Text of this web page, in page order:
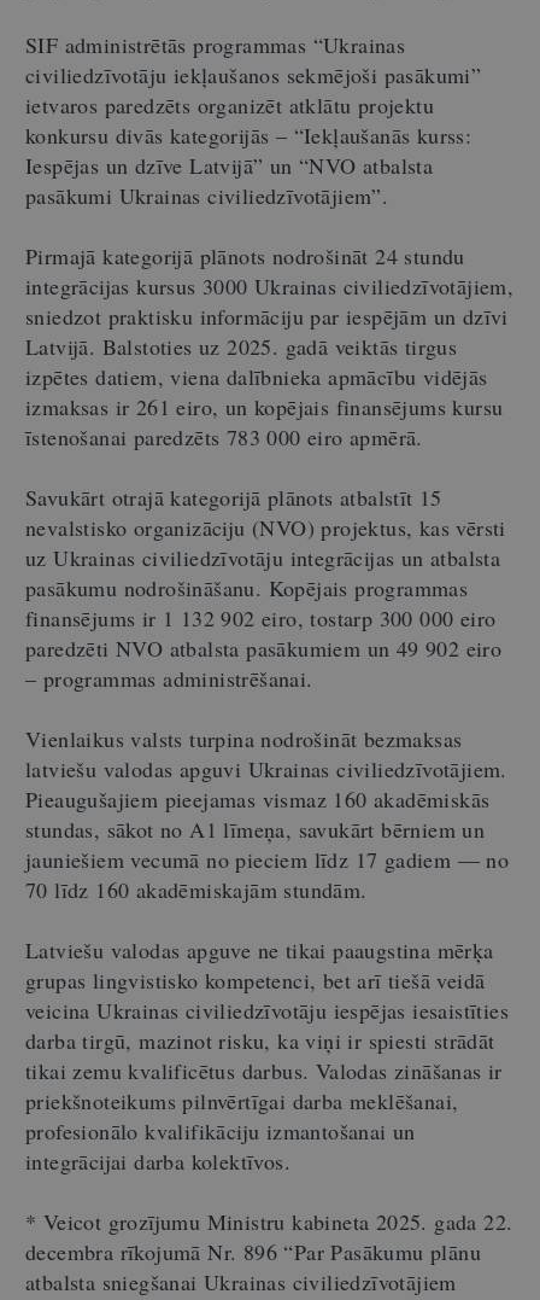
SIF administrētās programmas “Ukrainas
civiliedzīvotāju iekļaušanos sekmējoši pasākumi”
ietvaros paredzēts organizēt atklātu projektu
konkursu divās kategorijās – “Iekļaušanās kurss:
Iespējas un dzīve Latvijā” un “NVO atbalsta
pasākumi Ukrainas civiliedzīvotājiem”.
Pirmajā kategorijā plānots nodrošināt 24 stundu
integrācijas kursus 3000 Ukrainas civiliedzīvotājiem,
sniedzot praktisku informāciju par iespējām un dzīvi
Latvijā. Balstoties uz 2025. gadā veiktās tirgus
izpētes datiem, viena dalībnieka apmācību vidējās
izmaksas ir 261 eiro, un kopējais finansējums kursu
īstenošanai paredzēts 783 000 eiro apmērā.
Savukārt otrajā kategorijā plānots atbalstīt 15
nevalstisko organizāciju (NVO) projektus, kas vērsti
uz Ukrainas civiliedzīvotāju integrācijas un atbalsta
pasākumu nodrošināšanu. Kopējais programmas
finansējums ir 1 132 902 eiro, tostarp 300 000 eiro
paredzēti NVO atbalsta pasākumiem un 49 902 eiro
– programmas administrēšanai.
Vienlaikus valsts turpina nodrošināt bezmaksas
latviešu valodas apguvi Ukrainas civiliedzīvotājiem.
Pieaugušajiem pieejamas vismaz 160 akadēmiskās
stundas, sākot no A1 līmeņa, savukārt bērniem un
jauniešiem vecumā no pieciem līdz 17 gadiem — no
70 līdz 160 akadēmiskajām stundām.
Latviešu valodas apguve ne tikai paaugstina mērķa
grupas lingvistisko kompetenci, bet arī tiešā veidā
veicina Ukrainas civiliedzīvotāju iespējas iesaistīties
darba tirgū, mazinot risku, ka viņi ir spiesti strādāt
tikai zemu kvalificētus darbus. Valodas zināšanas ir
priekšnoteikums pilnvērtīgai darba meklēšanai,
profesionālo kvalifikāciju izmantošanai un
integrācijai darba kolektīvos.
* Veicot grozījumu Ministru kabineta 2025. gada 22.
decembra rīkojumā Nr. 896 “Par Pasākumu plānu
atbalsta sniegšanai Ukrainas civiliedzīvotājiem